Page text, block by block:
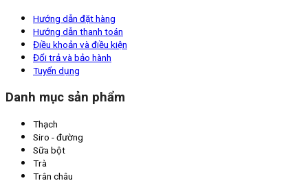
Hướng dẫn đặt hàng
Hướng dẫn thanh toán
Điều khoản và điều kiện
Đổi trả và bảo hành
Tuyển dụng
Danh mục sản phẩm
Thạch
Siro - đường
Sữa bột
Trà
Trân châu